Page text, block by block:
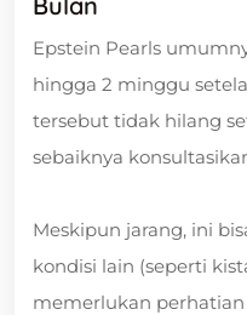
Epstein Pearls
hingga 2 minggu
tersebut tidak hilang
sebaiknya
Meskipun jarang, ini
kondisi lain (seperti
memerlukan perhatian